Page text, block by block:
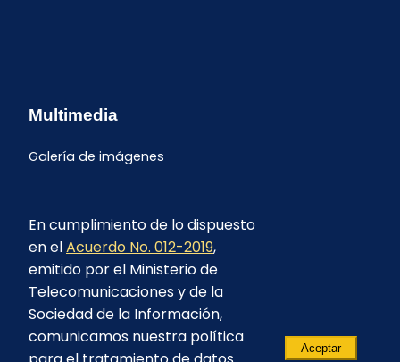
Multimedia
Galería de imágenes
En cumplimiento de lo dispuesto
en elAcuerdo No. 012-2019,
emitido por el Ministerio de
Telecomunicaciones y de la
Sociedad de la Información,
comunicamos nuestra política
Aceptar